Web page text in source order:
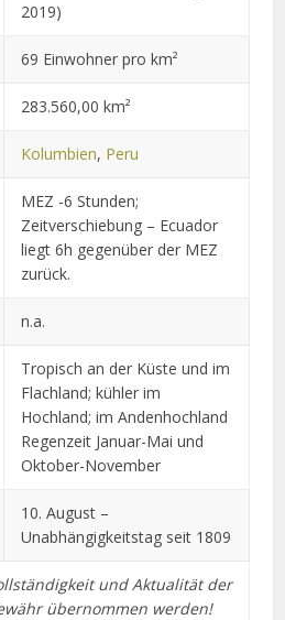
2019)
69 Einwohner pro km²
283.560,00 km²
Kolumbien, Peru
MEZ -6 Stunden;
Zeitverschiebung – Ecuador
liegt 6h gegenüber der MEZ
zurück.
n.a.
Tropisch an der Küste und im
Flachland; kühler im
Hochland; im Andenhochland
Regenzeit Januar-Mai und
Oktober-November
10. August –
Unabhängigkeitstag seit 1809
und Aktualität der
übernommen werden!